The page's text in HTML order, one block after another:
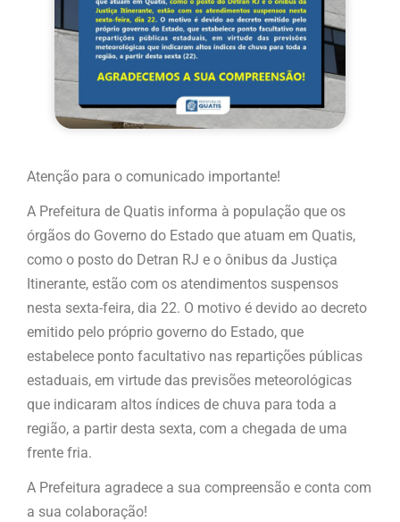
Atenção para o comunicado importante!
A Prefeitura de Quatis informa à população que os
órgãos do Governo do Estado que atuam em Quatis,
como o posto do Detran RJ e o ônibus da Justiça
Itinerante, estão com os atendimentos suspensos
nesta sexta-feira, dia 22. O motivo é devido ao decreto
emitido pelo próprio governo do Estado, que
estabelece ponto facultativo nas repartições públicas
estaduais, em virtude das previsões meteorológicas
que indicaram altos índices de chuva para toda a
região, a partir desta sexta, com a chegada de uma
frente fria.
A Prefeitura agradece a sua compreensão e conta com
a sua colaboração!